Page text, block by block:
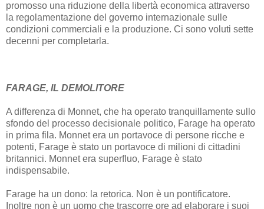
promosso una riduzione della libertà economica attraverso
la regolamentazione del governo internazionale sulle
condizioni commerciali e la produzione. Ci sono voluti sette
decenni per completarla.
FARAGE, IL DEMOLITORE
A differenza di Monnet, che ha operato tranquillamente sullo
sfondo del processo decisionale politico, Farage ha operato
in prima fila. Monnet era un portavoce di persone ricche e
potenti, Farage è stato un portavoce di milioni di cittadini
britannici. Monnet era superfluo, Farage è stato
indispensabile.
Farage ha un dono: la retorica. Non è un pontificatore.
Inoltre non è un uomo che trascorre ore ad elaborare i suoi